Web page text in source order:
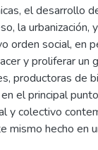
el desarrollo
la urbanización,
orden social, en
y proliferar un
productoras de
el principal
y colectivo
mismo hecho en